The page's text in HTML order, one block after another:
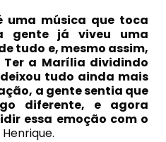
uma música que toca
gente já viveu uma
tudo e, mesmo assim,
a Marília dividindo
tudo ainda mais
a gente sentia que
diferente, e agora
essa emoção com o